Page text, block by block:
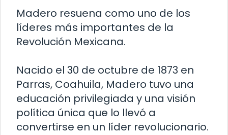
Madero resuena como uno de los
líderes más importantes de la
Revolución Mexicana.
Nacido el 30 de octubre de 1873 en
Parras, Coahuila, Madero tuvo una
educación privilegiada y una visión
política única que lo llevó a
convertirse en un líder revolucionario.